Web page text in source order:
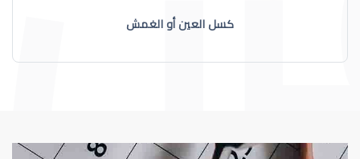
كسل العين أو الغمش